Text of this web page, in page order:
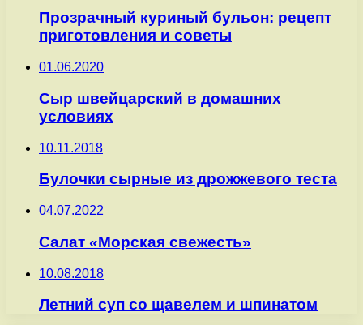
Прозрачный куриный бульон: рецепт
приготовления и советы
01.06.2020
Сыр швейцарский в домашних
условиях
10.11.2018
Булочки сырные из дрожжевого теста
04.07.2022
Салат «Морская свежесть»
10.08.2018
Летний суп со щавелем и шпинатом